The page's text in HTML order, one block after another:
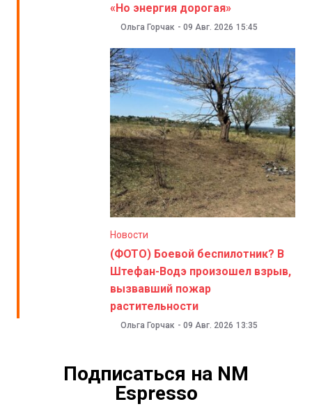
«Но энергия дорогая»
Ольга Горчак - 09 Авг. 2026 15:45
Новости
(ФОТО) Боевой беспилотник? В
Штефан-Водэ произошел взрыв,
вызвавший пожар
растительности
Ольга Горчак - 09 Авг. 2026 13:35
Подписаться на NM
Espresso